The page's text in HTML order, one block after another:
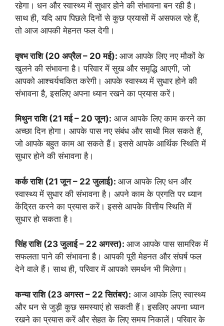
रहेगा। धन और स्वास्थ्य में सुधार होने की संभावना बन रही है।
साथ ही, यदि आप पिछले दिनों से कुछ प्रयासों में असफल रहे हैं,
तो आज आपकी मेहनत फल देगी।
वृषभ राशि (20 अप्रैल – 20 मई): आज आपके लिए नए मौकों के
खुलने की संभावना है। परिवार में सुख और समृद्धि आएगी, जो
आपको आश्चर्यचकित करेगी। आपके स्वास्थ्य में सुधार होने की
संभावना है, इसलिए अपना ध्यान रखने का प्रयास करें।
मिथुन राशि (21 मई – 20 जून): आज आपके लिए काम करने का
अच्छा दिन होगा। आपके पास नए संबंध और साथी मिल सकते हैं,
जो आपके बहुत काम आ सकते हैं। इससे आपके आर्थिक स्थिति में
सुधार होने की संभावना है।
कर्क राशि (21 जून – 22 जुलाई): आज आपके लिए धन और
स्वास्थ्य में सुधार की संभावना है। अपने काम के प्रगति पर ध्यान
केंद्रित करने का प्रयास करें। इससे आपके वित्तीय स्थिति में
सुधार हो सकता है।
सिंह राशि (23 जुलाई – 22 अगस्त): आज आपके पास सामरिक में
सफलता पाने की संभावना है। आपकी पूरी मेहनत और संघर्ष फल
देने वाले हैं। साथ ही, परिवार में आपको समर्थन भी मिलेगा।
कन्या राशि (23 अगस्त – 22 सितंबर): आज आपके लिए स्वास्थ्य
और धन से जुड़ी कुछ समस्याएं हो सकती हैं। इसलिए अपना ध्यान
रखने का प्रयास करें और सेहत के लिए समय निकालें। परिवार के